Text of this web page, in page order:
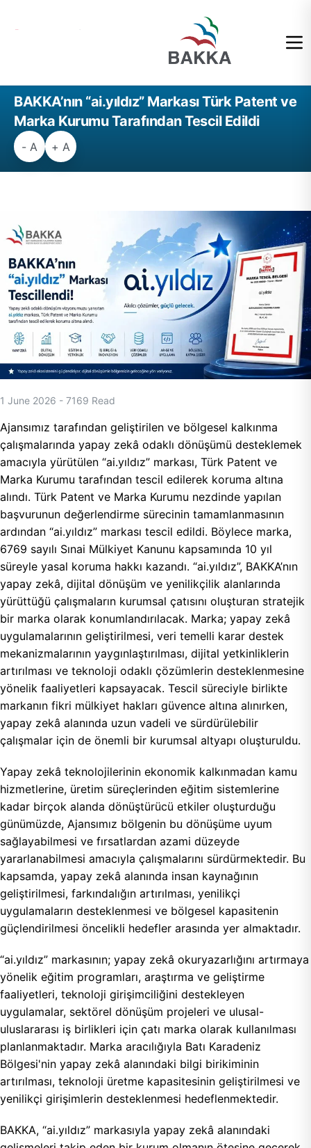
BAKKA’nın “ai.yıldız” Markası Türk Patent ve
Marka Kurumu Tarafından Tescil Edildi
- A + A
1 June 2026 - 7169 Read
Ajansımız tarafından geliştirilen ve bölgesel kalkınma
çalışmalarında yapay zekâ odaklı dönüşümü desteklemek
amacıyla yürütülen “ai.yıldız” markası, Türk Patent ve
Marka Kurumu tarafından tescil edilerek koruma altına
alındı. Türk Patent ve Marka Kurumu nezdinde yapılan
başvurunun değerlendirme sürecinin tamamlanmasının
ardından “ai.yıldız” markası tescil edildi. Böylece marka,
6769 sayılı Sınai Mülkiyet Kanunu kapsamında 10 yıl
süreyle yasal koruma hakkı kazandı. “ai.yıldız”, BAKKA’nın
yapay zekâ, dijital dönüşüm ve yenilikçilik alanlarında
yürüttüğü çalışmaların kurumsal çatısını oluşturan stratejik
bir marka olarak konumlandırılacak. Marka; yapay zekâ
uygulamalarının geliştirilmesi, veri temelli karar destek
mekanizmalarının yaygınlaştırılması, dijital yetkinliklerin
artırılması ve teknoloji odaklı çözümlerin desteklenmesine
yönelik faaliyetleri kapsayacak. Tescil süreciyle birlikte
markanın fikri mülkiyet hakları güvence altına alınırken,
yapay zekâ alanında uzun vadeli ve sürdürülebilir
çalışmalar için de önemli bir kurumsal altyapı oluşturuldu.
Yapay zekâ teknolojilerinin ekonomik kalkınmadan kamu
hizmetlerine, üretim süreçlerinden eğitim sistemlerine
kadar birçok alanda dönüştürücü etkiler oluşturduğu
günümüzde, Ajansımız bölgenin bu dönüşüme uyum
sağlayabilmesi ve fırsatlardan azami düzeyde
yararlanabilmesi amacıyla çalışmalarını sürdürmektedir. Bu
kapsamda, yapay zekâ alanında insan kaynağının
geliştirilmesi, farkındalığın artırılması, yenilikçi
uygulamaların desteklenmesi ve bölgesel kapasitenin
güçlendirilmesi öncelikli hedefler arasında yer almaktadır.
“ai.yıldız” markasının; yapay zekâ okuryazarlığını artırmaya
yönelik eğitim programları, araştırma ve geliştirme
faaliyetleri, teknoloji girişimciliğini destekleyen
uygulamalar, sektörel dönüşüm projeleri ve ulusal-
uluslararası iş birlikleri için çatı marka olarak kullanılması
planlanmaktadır. Marka aracılığıyla Batı Karadeniz
Bölgesi'nin yapay zekâ alanındaki bilgi birikiminin
artırılması, teknoloji üretme kapasitesinin geliştirilmesi ve
yenilikçi girişimlerin desteklenmesi hedeflenmektedir.
BAKKA, “ai.yıldız” markasıyla yapay zekâ alanındaki